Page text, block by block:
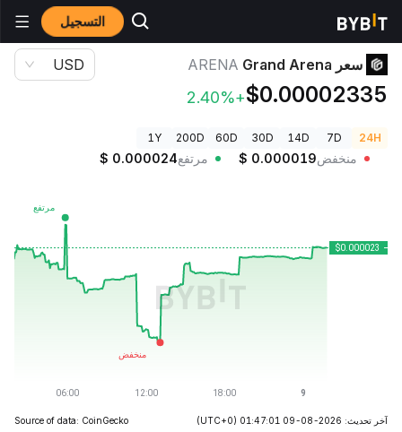
التسجيل أسعار العملات الرقمية
سعر Grand Arena ARENA
$0.00002335
+2.40%
USD
24H
7D
14D
30D
60D
200D
1Y
منخفض $ 0.000019 مرتفع $ 0.000024
آخر تحديث: 2026-08-09 01:47:01 (UTC+0)
Source of data: CoinGecko